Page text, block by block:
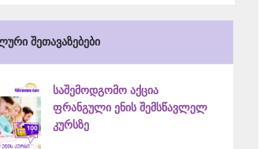
შეთავაზებები
საშემოდგომო აქცია
ფრანგული ენის შემსწავლელ
კურსზე